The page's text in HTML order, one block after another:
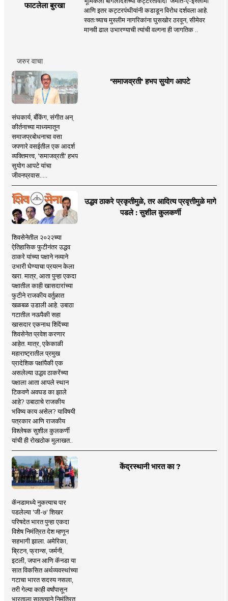
फाटलेला बुरखा
आणि इतर कट्टरपंथीयांनी कडाडून विरोध दर्शवला आहे.
स्वतःच्याच मुस्लीम नागरिकांना घुसखोर ठरवून, सीमेवर
मानवी ढाल उभारण्याची त्यांची वल्गना ही जागतिक ..
जरुर वाचा
'समाजव्रती' हभप सुयोग आपटे
संघकार्य, बँकिंग, संगीत अन्
कीर्तनाच्या माध्यमातून
समाजप्रबोधनाचा वसा
जपणारे वसईतील एक आदर्श
व्यक्तिमत्त्व, 'समाजव्रती' हभप
सुयोग आपटे यांचा
जीवनप्रवास.....
उद्धव ठाकरे प्रकृतीमुळे, तर आदित्य प्रवृत्तीमुळे मागे
पडले : सुशील कुलकर्णी
शिवसेनेतील २०२२च्या
ऐतिहासिक फुटीनंतर उद्धव
ठाकरे यांच्या पक्षाने नव्याने
उभारी घेण्याचा प्रयत्न केला
खरा. मात्र, आता पुन्हा एकदा
पक्षातील काही खासदारांच्या
फुटीने राजकीय वर्तुळात
खळबळ उडाली आहे. उबाठा
गटातील नऊपैकी सहा
खासदार एकनाथ शिंदेंच्या
शिवसेनेत प्रवेश करणार
आहेत. मात्र, एकेकाळी
महाराष्ट्रातील प्रमुख
प्रादेशिक पक्षांपैकी एक
असलेल्या उद्धव ठाकरेंच्या
पक्षाला आता आपले स्थान
टिकवणे अवघड का झाले
आहे? उबाठाचे राजकीय
भविष्य काय असेल? याविषयी
पत्रकार आणि राजकीय
विश्लेषक सुशील कुलकर्णी
यांची ही रोखठोक मुलाखत..
केंद्रस्थानी भारत का ?
कॅनडामध्ये नुकत्याच पार
पडलेल्या 'जी-७' शिखर
परिषदेत भारत पुन्हा एकदा
विशेष निमंत्रित देश म्हणून
सहभागी झाला. अमेरिका,
ब्रिटन, फ्रान्स, जर्मनी,
इटली, जपान आणि कॅनडा या
सात विकसित अर्थव्यवस्थांच्या
गटाचा भारत सदस्य नसला,
तरी गेल्या काही वर्षांपासून
भारताला सातत्याने निमंत्रित